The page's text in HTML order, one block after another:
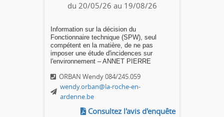
du 20/05/26 au 19/08/26
Information sur la décision du
Fonctionnaire technique (SPW), seul
compétent en la matière, de ne pas
imposer une étude d'incidences sur
l'environnement – ANNET PIERRE
ORBAN Wendy 084/245.059
wendy.orban@la-roche-en-
ardenne.be
Consultez l'avis d'enquête